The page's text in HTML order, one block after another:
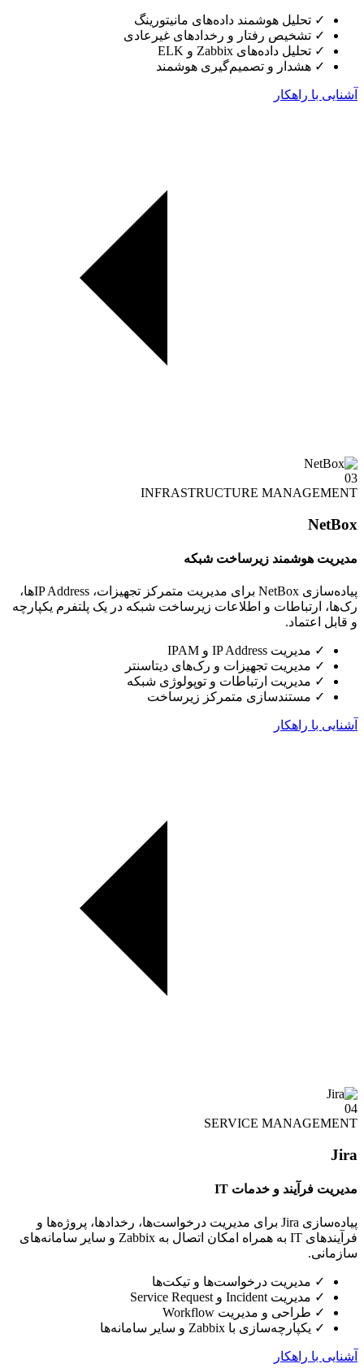
✓ تحلیل هوشمند داده‌های مانیتورینگ
✓ تشخیص رفتار و رخدادهای غیرعادی
✓ تحلیل داده‌های Zabbix و ELK
✓ هشدار و تصمیم‌گیری هوشمند
آشنایی با راهکار
03
INFRASTRUCTURE MANAGEMENT
NetBox
مدیریت هوشمند زیرساخت شبکه
پیاده‌سازی NetBox برای مدیریت متمرکز تجهیزات، IP Addressها،
رک‌ها، ارتباطات و اطلاعات زیرساخت شبکه در یک پلتفرم یکپارچه
و قابل اعتماد.
✓ مدیریت IP Address و IPAM
✓ مدیریت تجهیزات و رک‌های دیتاسنتر
✓ مدیریت ارتباطات و توپولوژی شبکه
✓ مستندسازی متمرکز زیرساخت
آشنایی با راهکار
04
SERVICE MANAGEMENT
Jira
مدیریت فرآیند و خدمات IT
پیاده‌سازی Jira برای مدیریت درخواست‌ها، رخدادها، پروژه‌ها و
فرآیندهای IT به همراه امکان اتصال به Zabbix و سایر سامانه‌های
سازمانی.
✓ مدیریت درخواست‌ها و تیکت‌ها
✓ مدیریت Incident و Service Request
✓ طراحی و مدیریت Workflow
✓ یکپارچه‌سازی با Zabbix و سایر سامانه‌ها
آشنایی با راهکار